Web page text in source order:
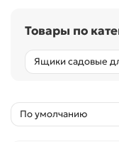
Товары по